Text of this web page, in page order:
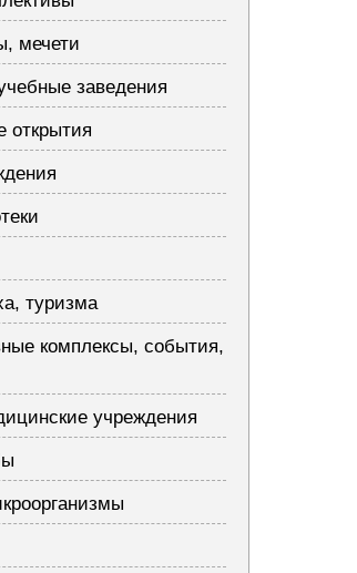
мечети
заведения
открытия
туризма
комплексы, события,
учреждения